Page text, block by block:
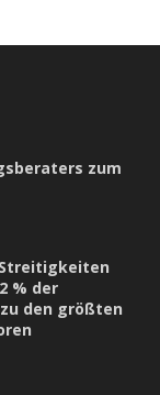
zum
% der
den größten